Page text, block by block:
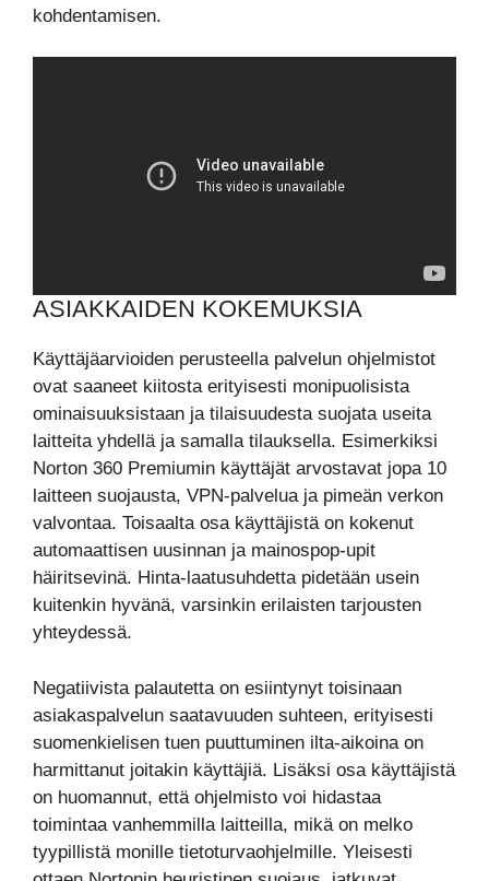
kohdentamisen.
ASIAKKAIDEN KOKEMUKSIA
Käyttäjäarvioiden perusteella palvelun ohjelmistot
ovat saaneet kiitosta erityisesti monipuolisista
ominaisuuksistaan ja tilaisuudesta suojata useita
laitteita yhdellä ja samalla tilauksella. Esimerkiksi
Norton 360 Premiumin käyttäjät arvostavat jopa 10
laitteen suojausta, VPN-palvelua ja pimeän verkon
valvontaa. Toisaalta osa käyttäjistä on kokenut
automaattisen uusinnan ja mainospop-upit
häiritsevinä. Hinta-laatusuhdetta pidetään usein
kuitenkin hyvänä, varsinkin erilaisten tarjousten
yhteydessä.
Negatiivista palautetta on esiintynyt toisinaan
asiakaspalvelun saatavuuden suhteen, erityisesti
suomenkielisen tuen puuttuminen ilta-aikoina on
harmittanut joitakin käyttäjiä. Lisäksi osa käyttäjistä
on huomannut, että ohjelmisto voi hidastaa
toimintaa vanhemmilla laitteilla, mikä on melko
tyypillistä monille tietoturvaohjelmille. Yleisesti